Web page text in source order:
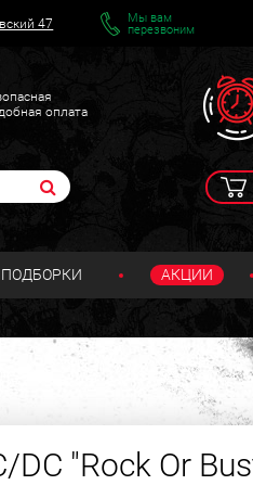
47
Мы вам
перезвоним
оплата
ПОДБОРКИ АКЦИИ
DC "Rock Or